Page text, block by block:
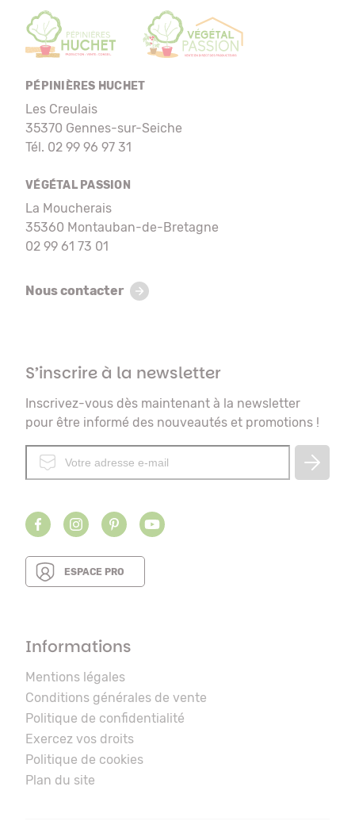
PÉPINIÈRES HUCHET
Les Creulais
35370 Gennes-sur-Seiche
Tél. 02 99 96 97 31
VÉGÉTAL PASSION
La Moucherais
35360 Montauban-de-Bretagne
02 99 61 73 01
Nous contacter
S’inscrire à la newsletter
Inscrivez-vous dès maintenant à la newsletter
pour être informé des nouveautés et promotions !
ESPACE PRO
Informations
Mentions légales
Conditions générales de vente
Politique de confidentialité
Exercez vos droits
Politique de cookies
Plan du site